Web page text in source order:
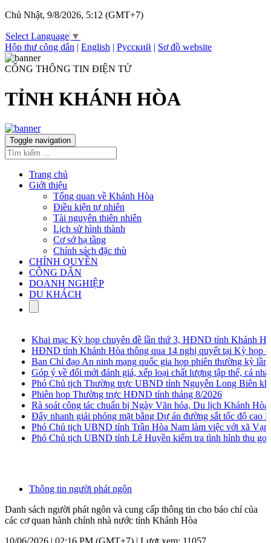
Chủ Nhật, 9/8/2026, 5:12 (GMT+7)
Select Language ▼
Hộp thư công dân | English | Русский | Sơ đồ website
CỔNG THÔNG TIN ĐIỆN TỬ
TỈNH KHÁNH HÒA
Toggle navigation
Trang chủ
Giới thiệu
Tổng quan về Khánh Hòa
Điều kiện tự nhiên
Tài nguyên thiên nhiên
Lịch sử hình thành
Cơ sở hạ tầng
Chính sách đặc thù
CHÍNH QUYỀN
CÔNG DÂN
DOANH NGHIỆP
DU KHÁCH
Khai mạc Kỳ họp chuyên đề lần thứ 3, HĐND tỉnh Khánh
HĐND tỉnh Khánh Hòa thông qua 14 nghị quyết tại Kỳ họp
Ban Chỉ đạo An ninh mạng quốc gia họp phiên thường kỳ lần
Góp ý về đổi mới đánh giá, xếp loại chất lượng tập thể, cá
Phó Chủ tịch Thường trực UBND tỉnh Nguyễn Long Biên
Phiên họp Thường trực HĐND tỉnh tháng 8/2026
Rà soát công tác chuẩn bị Ngày Văn hóa, Du lịch Khánh Hòa
Đẩy nhanh giải phóng mặt bằng Dự án đường sắt tốc độ cao
Phó Chủ tịch UBND tỉnh Trần Hòa Nam làm việc với xã Vạn
Phó Chủ tịch UBND tỉnh Lê Huyền kiểm tra tình hình thu
Thông tin người phát ngôn
Danh sách người phát ngôn và cung cấp thông tin cho báo chí của
các cơ quan hành chính nhà nước tỉnh Khánh Hòa